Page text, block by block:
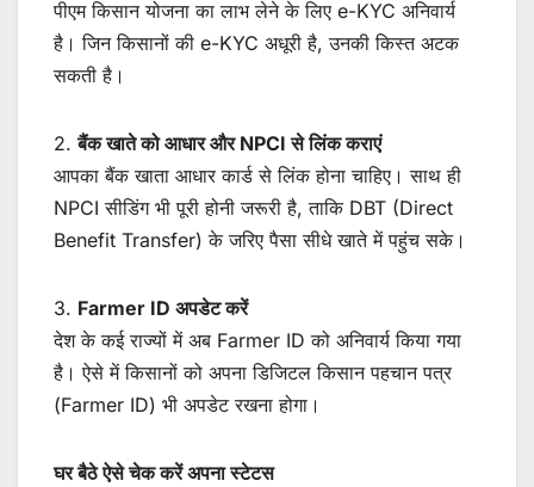
पीएम किसान योजना का लाभ लेने के लिए e-KYC अनिवार्य
है। जिन किसानों की e-KYC अधूरी है, उनकी किस्त अटक
सकती है।
2.बैंक खाते को आधार और NPCI से लिंक कराएं
आपका बैंक खाता आधार कार्ड से लिंक होना चाहिए। साथ ही
NPCI सीडिंग भी पूरी होनी जरूरी है, ताकि DBT (Direct
Benefit Transfer) के जरिए पैसा सीधे खाते में पहुंच सके।
3. Farmer ID अपडेट करें
देश के कई राज्यों में अब Farmer ID को अनिवार्य किया गया
है। ऐसे में किसानों को अपना डिजिटल किसान पहचान पत्र
(Farmer ID) भी अपडेट रखना होगा।
घर बैठे ऐसे चेक करें अपना स्टेटस